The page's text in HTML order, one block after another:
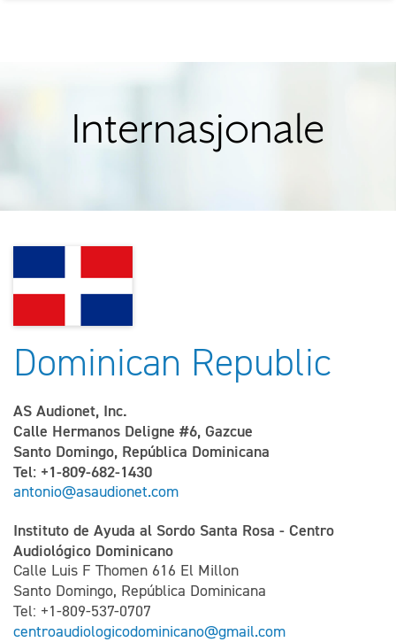
Internasjonale
Dominican Republic
AS Audionet, Inc.
Calle Hermanos Deligne #6, Gazcue
Santo Domingo, República Dominicana
Tel: +1-809-682-1430
antonio@asaudionet.com
Instituto de Ayuda al Sordo Santa Rosa - Centro
Audiológico Dominicano
Calle Luis F Thomen 616 El Millon
Santo Domingo, República Dominicana
Tel: +1-809-537-0707
centroaudiologicodominicano@gmail.com